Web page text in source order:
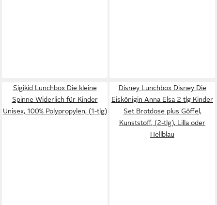
Sigikid Lunchbox Die kleine
Spinne Widerlich für Kinder
Unisex, 100% Polypropylen, (1-tlg)
Disney Lunchbox Disney Die
Eiskönigin Anna Elsa 2 tlg Kinder
Set Brotdose plus Göffel,
Kunststoff, (2-tlg), Lilla oder
Hellblau